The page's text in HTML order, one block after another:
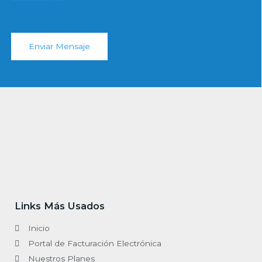
Enviar Mensaje
Links Más Usados
Inicio
Portal de Facturación Electrónica
Nuestros Planes